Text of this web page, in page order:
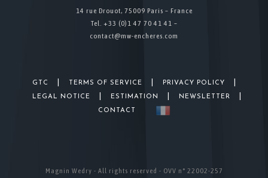
14 rue Drouot, 75009 Paris – France
Tel. +33 (0)1 47 70 41 41 –
contact@mw-encheres.com
GTC TERMS OF SERVICE PRIVACY POLICY
LEGAL NOTICE ESTIMATION NEWSLETTER
CONTACT
Magnin Wedry - All rights reserved - OVV n° 22002-257